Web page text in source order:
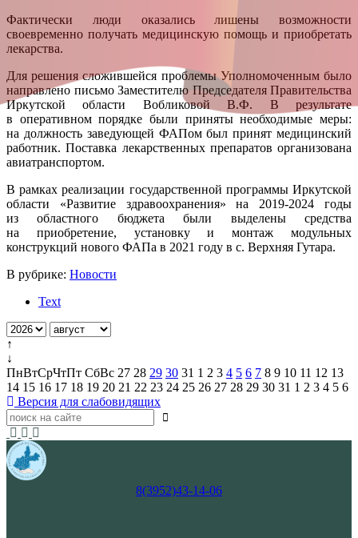
Фактически люди оказались лишены возможности
своевременно получать медицинскую помощь и приобретать
лекарства.
Для решения сложившейся проблемы Уполномоченным было
направлено письмо Заместителю Председателя Правительства
Иркутской области Вобликовой В.Ф. В результате
в оперативном порядке были приняты необходимые меры:
на должность заведующей ФАПом был принят медицинский
работник. Поставка лекарственных препаратов организована
авиатранспортом.
В рамках реализации государственной программы Иркутской
области «Развитие здравоохранения» на 2019-2024 годы
из областного бюджета были выделены средства
на приобретение, установку и монтаж модульных
конструкций нового ФАПа в 2021 году в с. Верхняя Гутара.
В рубрике: Новости
Text
↑
↓
ПнВтСрЧтПт СбВс 27 28 29 30 31 1 2 3 4 5 6 7 8 9 10 11 12 13
14 15 16 17 18 19 20 21 22 23 24 25 26 27 28 29 30 31 1 2 3 4 5 6
Версия для слабовидящих
8(3952)43-14-06